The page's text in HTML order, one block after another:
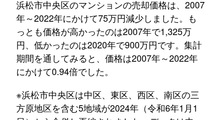
浜松市中央区のマンションの売却価格は、2007
年～2022年にかけて75万円減少しました。も
っとも価格が高かったのは2007年で1,325万
円、低かったのは2020年で900万円です。集計
期間を通してみると、価格は2007年～2022年
にかけて0.94倍でした。
※浜松市中央区は中区、東区、西区、南区の三
方原地区を含む5地域が2024年（令和6年1月1